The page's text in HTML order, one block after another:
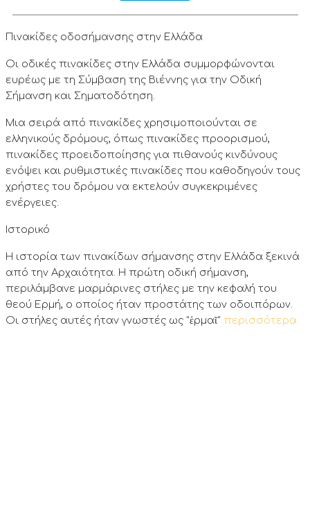
Πινακίδες οδοσήμανσης στην Ελλάδα
Οι οδικές πινακίδες στην Ελλάδα συμμορφώνονται
ευρέως με τη Σύμβαση της Βιέννης για την Οδική
Σήμανση και Σηματοδότηση.
Μια σειρά από πινακίδες χρησιμοποιούνται σε
ελληνικούς δρόμους, όπως πινακίδες προορισμού,
πινακίδες προειδοποίησης για πιθανούς κινδύνους
ενόψει και ρυθμιστικές πινακίδες που καθοδηγούν τους
χρήστες του δρόμου να εκτελούν συγκεκριμένες
ενέργειες.
Ιστορικό
Η ιστορία των πινακίδων σήμανσης στην Ελλάδα ξεκινά
από την Αρχαιότητα. Η πρώτη οδική σήμανση,
περιλάμβανε μαρμάρινες στήλες με την κεφαλή του
θεού Ερμή, ο οποίος ήταν προστάτης των οδοιπόρων.
Οι στήλες αυτές ήταν γνωστές ως "ἑρμαῖ" περισσότερα